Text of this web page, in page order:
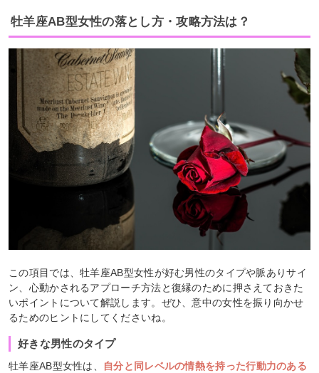
牡羊座AB型女性の落とし方・攻略方法は？
この項目では、牡羊座AB型女性が好む男性のタイプや脈ありサイ
ン、心動かされるアプローチ方法と復縁のために押さえておきた
いポイントについて解説します。ぜひ、意中の女性を振り向かせ
るためのヒントにしてくださいね。
好きな男性のタイプ
牡羊座AB型女性は、
自分と同レベルの情熱を持った行動力のある